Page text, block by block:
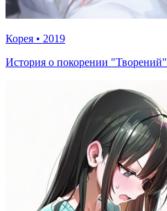
Корея • 2019
История о покорении "Творений"